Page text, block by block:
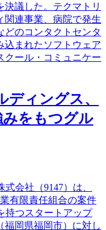
決議した。テクマトリ
関連事業、病院で発生
どのコンタクトセンタ
込まれたソフトウェア
クール・コミュニケー
ディングス、
をもつグル
会社（9147）は、
有限責任組合の案件
持つスタートアップ
福岡県福岡市）に対し